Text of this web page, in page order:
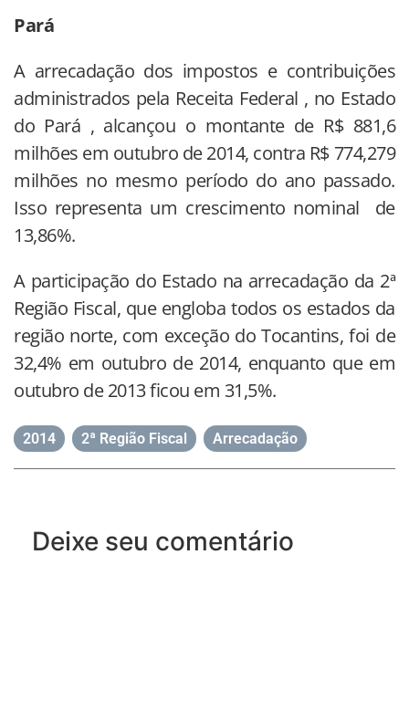
Pará
A arrecadação dos impostos e contribuições
administrados pela Receita Federal , no Estado
do Pará , alcançou o montante de R$ 881,6
milhões em outubro de 2014, contra R$ 774,279
milhões no mesmo período do ano passado.
Isso representa um crescimento nominal de
13,86%.
A participação do Estado na arrecadação da 2ª
Região Fiscal, que engloba todos os estados da
região norte, com exceção do Tocantins, foi de
32,4% em outubro de 2014, enquanto que em
outubro de 2013 ficou em 31,5%.
2014 2ª Região Fiscal Arrecadação
Deixe seu comentário